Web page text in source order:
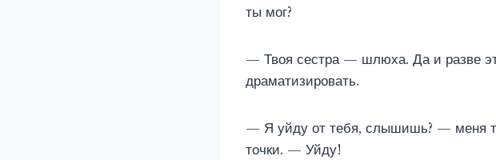
ты мог?
— Твоя сестра — шлюха. Да и разве
драматизировать.
— Я уйду от тебя, слышишь? — меня
точки. — Уйду!